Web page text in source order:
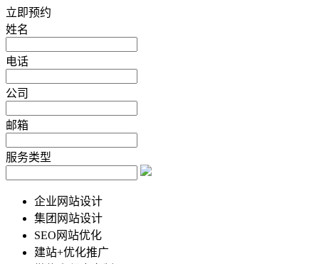
立即预约
姓名
电话
公司
邮箱
服务类型
企业网站设计
集团网站设计
SEO网站优化
建站+优化推广